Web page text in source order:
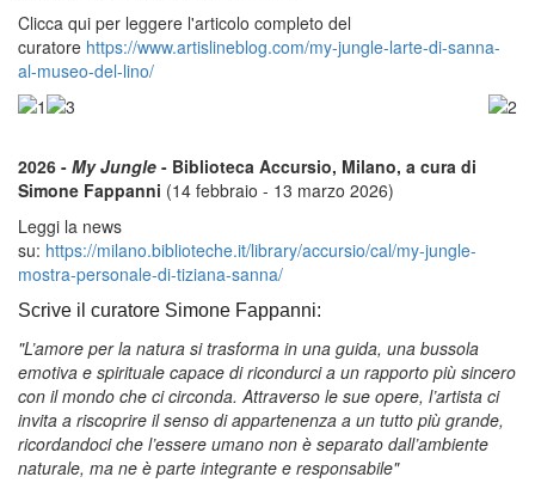
Clicca qui per leggere l'articolo completo del
curatore https://www.artislineblog.com/my-jungle-larte-di-sanna-
al-museo-del-lino/
2026 - My Jungle - Biblioteca Accursio, Milano, a cura di
Simone Fappanni (14 febbraio - 13 marzo 2026)
Leggi la news
su: https://milano.biblioteche.it/library/accursio/cal/my-jungle-
mostra-personale-di-tiziana-sanna/
Scrive il curatore Simone Fappanni:
"L’amore per la natura si trasforma in una guida, una bussola
emotiva e spirituale capace di ricondurci a un rapporto più sincero
con il mondo che ci circonda. Attraverso le sue opere, l’artista ci
invita a riscoprire il senso di appartenenza a un tutto più grande,
ricordandoci che l’essere umano non è separato dall’ambiente
naturale, ma ne è parte integrante e responsabile"